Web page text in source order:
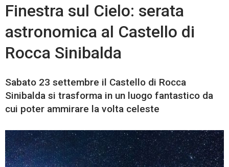
Finestra sul Cielo: serata
astronomica al Castello di
Rocca Sinibalda
Sabato 23 settembre il Castello di Rocca
Sinibalda si trasforma in un luogo fantastico da
cui poter ammirare la volta celeste